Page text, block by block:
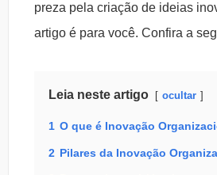
preza pela criação de ideias
artigo é para você. Confira a
Leia neste artigo ocultar
1 O que é Inovação
2 Pilares da Inovação